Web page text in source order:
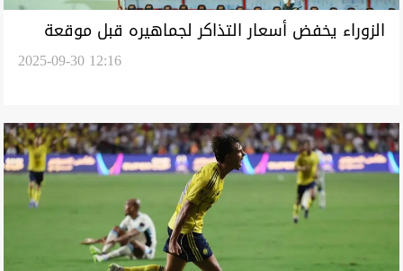
الزوراء يخفض أسعار التذاكر لجماهيره قبل موقعة
2025-09-30 12:16